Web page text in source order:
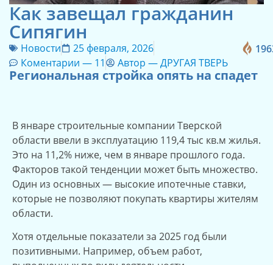
Как завещал гражданин
Сипягин
Новости
25 февраля, 2026
Коментарии — 11 Автор —ДРУГАЯ ТВЕРЬ
Региональная стройка опять на спадет
В январе строительные компании Тверской
области ввели в эксплуатацию 119,4 тыс кв.м жилья.
Это на 11,2% ниже, чем в январе прошлого года.
Факторов такой тенденции может быть множество.
Один из основных — высокие ипотечные ставки,
которые не позволяют покупать квартиры жителям
области.
Хотя отдельные показатели за 2025 год были
позитивными. Например, объем работ,